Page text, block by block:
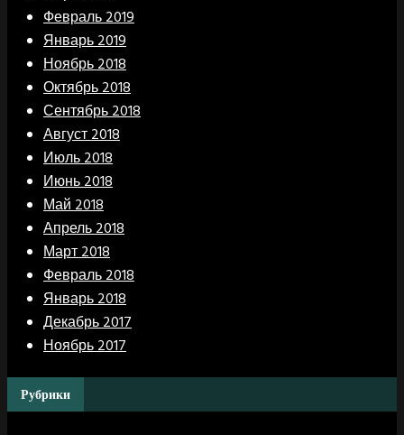
Февраль 2019
Январь 2019
Ноябрь 2018
Октябрь 2018
Сентябрь 2018
Август 2018
Июль 2018
Июнь 2018
Май 2018
Апрель 2018
Март 2018
Февраль 2018
Январь 2018
Декабрь 2017
Ноябрь 2017
Рубрики